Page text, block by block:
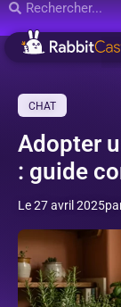
CHAT
Adopter
: guide
Le 27 avril 2025